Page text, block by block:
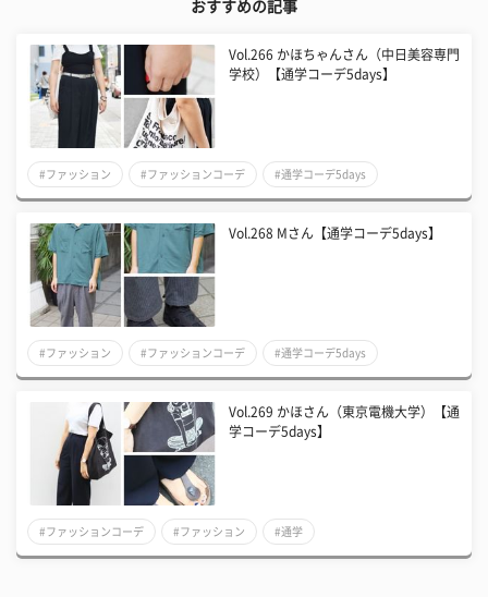
おすすめの記事
Vol.266 かほちゃんさん（中日美容専門
学校）【通学コーデ5days】
#ファッション #ファッションコーデ #通学コーデ5days
Vol.268 Mさん【通学コーデ5days】
#ファッション #ファッションコーデ #通学コーデ5days
Vol.269 かほさん（東京電機大学）【通
学コーデ5days】
#ファッションコーデ #ファッション #通学